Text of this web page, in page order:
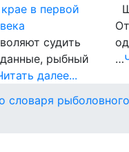
в первой
судить
рыбный
далее...
…
словаря